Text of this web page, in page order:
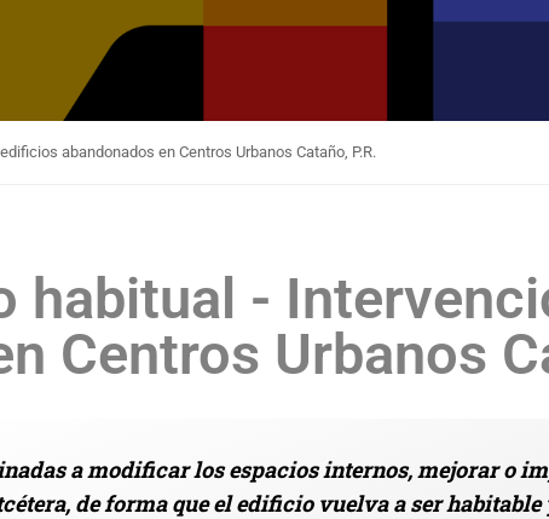
abandonados en Centros Urbanos Cataño, P.R.
habitual -
Centros Urbanos
a modificar los espacios internos, mejorar o
de forma que el edificio vuelva a ser